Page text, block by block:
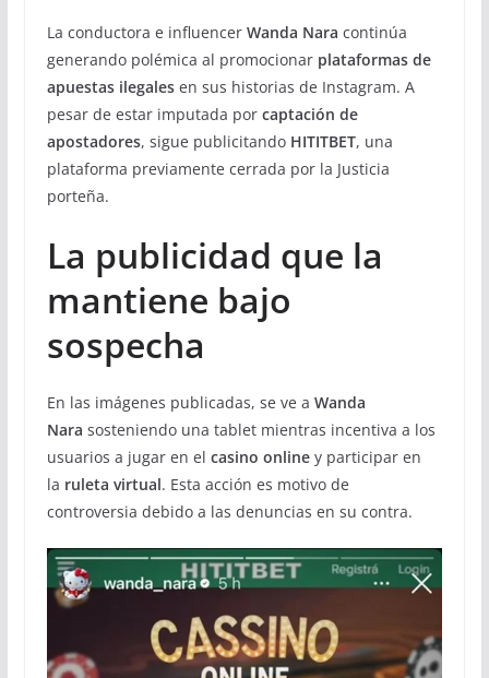
La conductora e influencer Wanda Nara continúa
generando polémica al promocionar plataformas de
apuestas ilegalesen sus historias de Instagram. A
pesar de estar imputada por captación de
apostadores, sigue publicitando HITITBET, una
plataforma previamente cerrada por la Justicia
porteña.
La publicidad que la
mantiene bajo
sospecha
En las imágenes publicadas, se ve a Wanda
Nara sosteniendo una tablet mientras incentiva a los
usuarios a jugar en el casino onliney participar en
la ruleta virtual. Esta acción es motivo de
controversia debido a las denuncias en su contra.